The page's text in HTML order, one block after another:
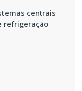
centrais
refrigeração